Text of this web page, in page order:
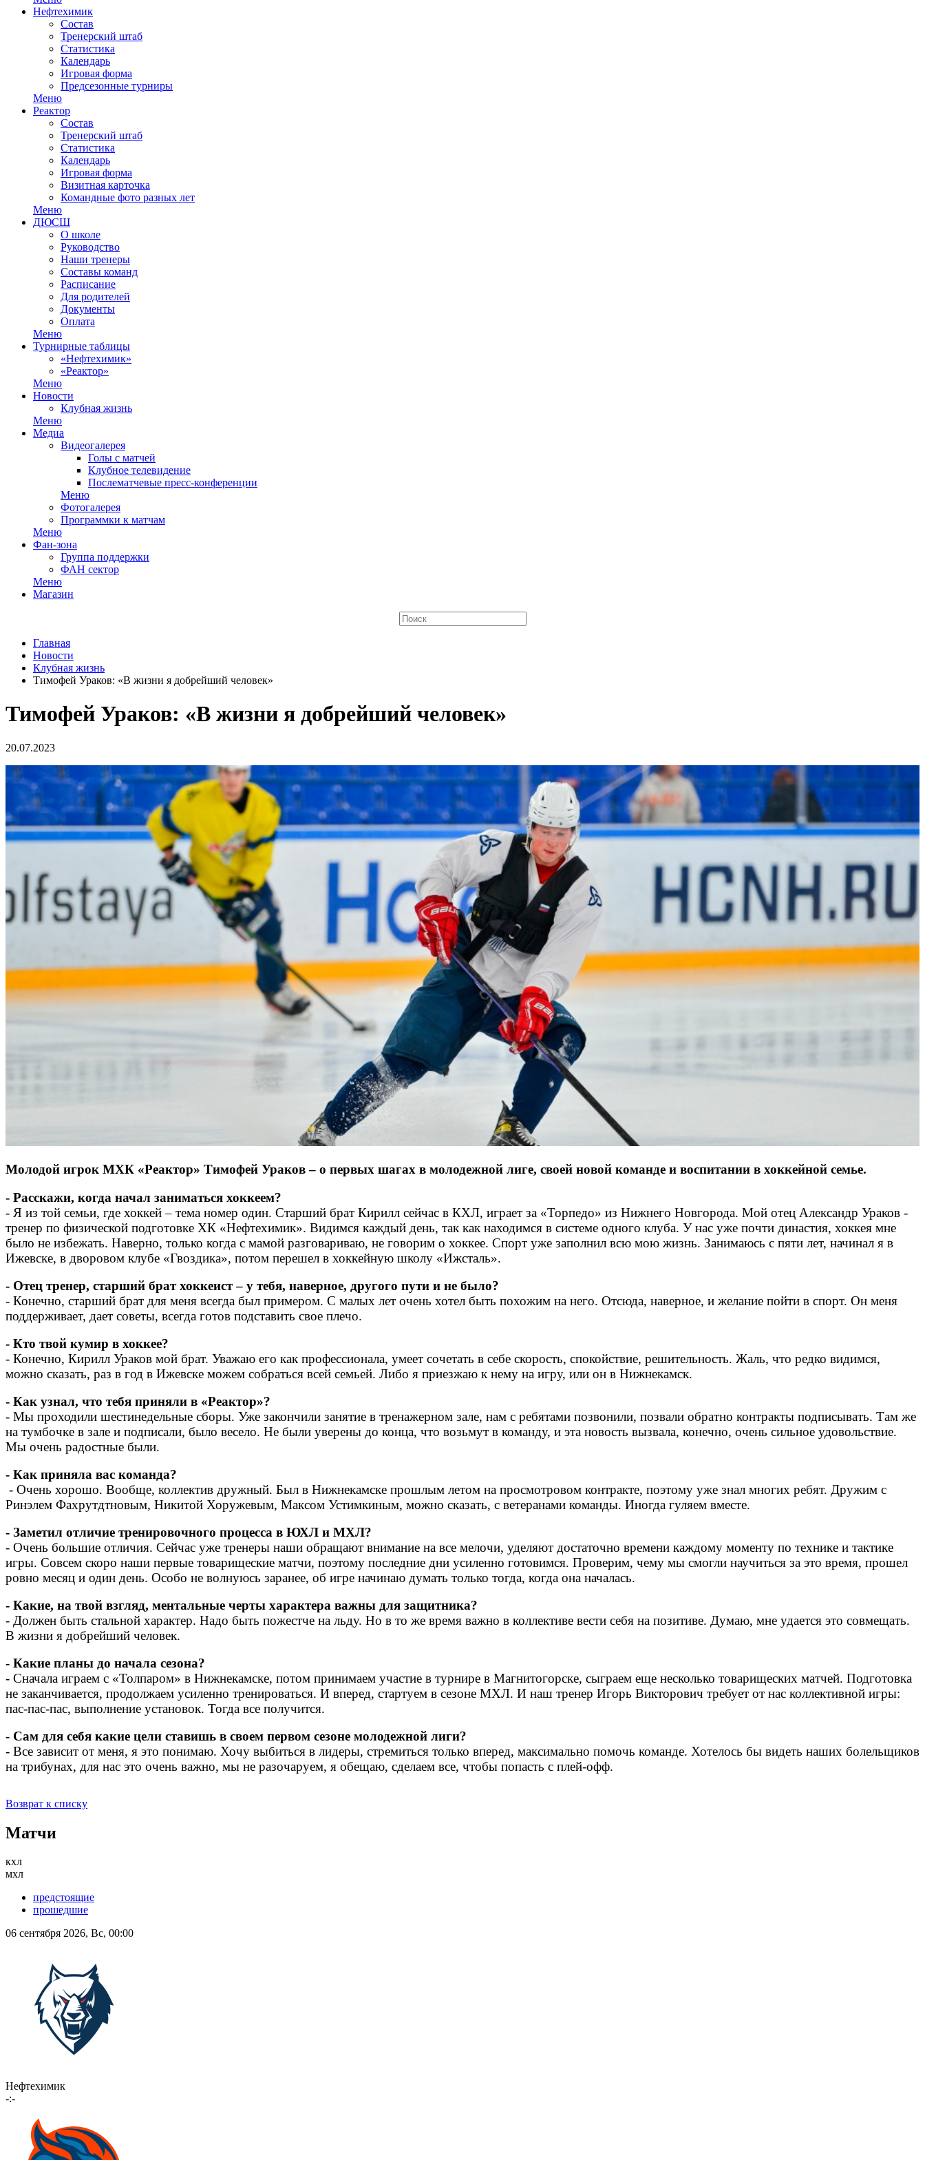
Нефтехимик
Состав
Тренерский штаб
Статистика
Календарь
Игровая форма
Предсезонные турниры
Меню
Реактор
Состав
Тренерский штаб
Статистика
Календарь
Игровая форма
Визитная карточка
Командные фото разных лет
Меню
ДЮСШ
О школе
Руководство
Наши тренеры
Составы команд
Расписание
Для родителей
Документы
Оплата
Меню
Турнирные таблицы
«Нефтехимик»
«Реактор»
Меню
Новости
Клубная жизнь
Меню
Медиа
Видеогалерея
Голы с матчей
Клубное телевидение
Послематчевые пресс-конференции
Меню
Фотогалерея
Программки к матчам
Меню
Фан-зона
Группа поддержки
ФАН сектор
Меню
Магазин
Главная
Новости
Клубная жизнь
Тимофей Ураков: «В жизни я добрейший человек»
Тимофей Ураков: «В жизни я добрейший человек»
20.07.2023
Молодой игрок МХК «Реактор» Тимофей Ураков – о первых шагах в молодежной лиге, своей новой команде и воспитании в хоккейной семье.
- Расскажи, когда начал заниматься хоккеем?
- Я из той семьи, где хоккей – тема номер один. Старший брат Кирилл сейчас в КХЛ, играет за «Торпедо» из Нижнего Новгорода. Мой отец Александр Ураков -
тренер по физической подготовке ХК «Нефтехимик». Видимся каждый день, так как находимся в системе одного клуба. У нас уже почти династия, хоккея мне
было не избежать. Наверно, только когда с мамой разговариваю, не говорим о хоккее. Спорт уже заполнил всю мою жизнь. Занимаюсь с пяти лет, начинал я в
Ижевске, в дворовом клубе «Гвоздика», потом перешел в хоккейную школу «Ижсталь».
- Отец тренер, старший брат хоккеист – у тебя, наверное, другого пути и не было?
- Конечно, старший брат для меня всегда был примером. С малых лет очень хотел быть похожим на него. Отсюда, наверное, и желание пойти в спорт. Он меня
поддерживает, дает советы, всегда готов подставить свое плечо.
- Кто твой кумир в хоккее?
- Конечно, Кирилл Ураков мой брат. Уважаю его как профессионала, умеет сочетать в себе скорость, спокойствие, решительность. Жаль, что редко видимся,
можно сказать, раз в год в Ижевске можем собраться всей семьей. Либо я приезжаю к нему на игру, или он в Нижнекамск.
- Как узнал, что тебя приняли в «Реактор»?
- Мы проходили шестинедельные сборы. Уже закончили занятие в тренажерном зале, нам с ребятами позвонили, позвали обратно контракты подписывать. Там же
на тумбочке в зале и подписали, было весело. Не были уверены до конца, что возьмут в команду, и эта новость вызвала, конечно, очень сильное удовольствие.
Мы очень радостные были.
- Как приняла вас команда?
- Очень хорошо. Вообще, коллектив дружный. Был в Нижнекамске прошлым летом на просмотровом контракте, поэтому уже знал многих ребят. Дружим с
Ринэлем Фахрутдтновым, Никитой Хоружевым, Максом Устимкиным, можно сказать, с ветеранами команды. Иногда гуляем вместе.
- Заметил отличие тренировочного процесса в ЮХЛ и МХЛ?
- Очень большие отличия. Сейчас уже тренеры наши обращают внимание на все мелочи, уделяют достаточно времени каждому моменту по технике и тактике
игры. Совсем скоро наши первые товарищеские матчи, поэтому последние дни усиленно готовимся. Проверим, чему мы смогли научиться за это время, прошел
ровно месяц и один день. Особо не волнуюсь заранее, об игре начинаю думать только тогда, когда она началась.
- Какие, на твой взгляд, ментальные черты характера важны для защитника?
- Должен быть стальной характер. Надо быть пожестче на льду. Но в то же время важно в коллективе вести себя на позитиве. Думаю, мне удается это совмещать.
В жизни я добрейший человек.
- Какие планы до начала сезона?
- Сначала играем с «Толпаром» в Нижнекамске, потом принимаем участие в турнире в Магнитогорске, сыграем еще несколько товарищеских матчей. Подготовка
не заканчивается, продолжаем усиленно тренироваться. И вперед, стартуем в сезоне МХЛ. И наш тренер Игорь Викторович требует от нас коллективной игры:
пас-пас-пас, выполнение установок. Тогда все получится.
- Сам для себя какие цели ставишь в своем первом сезоне молодежной лиги?
- Все зависит от меня, я это понимаю. Хочу выбиться в лидеры, стремиться только вперед, максимально помочь команде. Хотелось бы видеть наших болельщиков
на трибунах, для нас это очень важно, мы не разочаруем, я обещаю, сделаем все, чтобы попасть с плей-офф.
Возврат к списку
Матчи
кхл
мхл
предстоящие
прошедшие
06 сентября 2026, Вс, 00:00
Нефтехимик
-:-